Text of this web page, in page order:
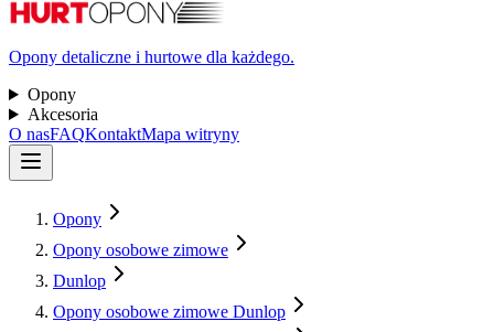
Opony detaliczne i hurtowe dla każdego.
Opony
Akcesoria
O nasFAQKontaktMapa witryny
Opony
Opony osobowe zimowe
Dunlop
Opony osobowe zimowe Dunlop